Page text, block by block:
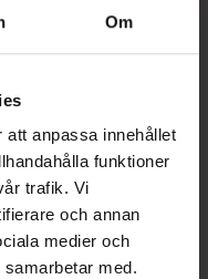
Om
att anpassa innehållet
funktioner
trafik. Vi
och annan
medier och
med.
Glow Drops
utan sol droppar
ml